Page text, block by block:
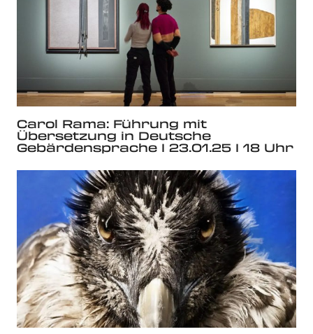
Carol Rama: Führung mit
Übersetzung in Deutsche
Gebärdensprache I 23.01.25 I 18 Uhr